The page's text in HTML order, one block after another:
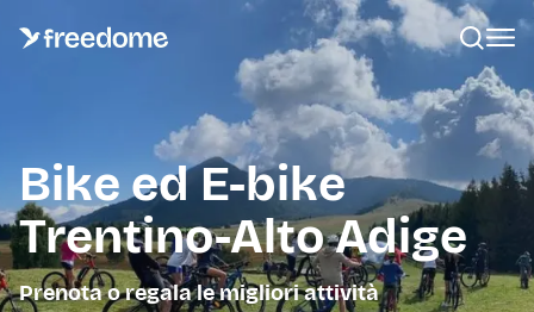
Bike ed E-bike
Trentino-Alto Adige
Prenota o regala le migliori attività